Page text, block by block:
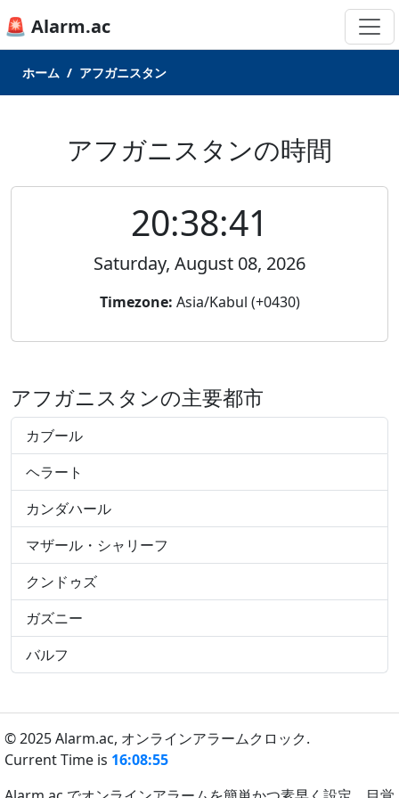
🚨 Alarm.ac
ホーム アフガニスタン
アフガニスタンの時間
20:38:41
Saturday, August 08, 2026
Timezone: Asia/Kabul (+0430)
アフガニスタンの主要都市
カブール
ヘラート
カンダハール
マザール・シャリーフ
クンドゥズ
ガズニー
バルフ
© 2025 Alarm.ac, オンラインアラームクロック.
Current Time is 16:08:55